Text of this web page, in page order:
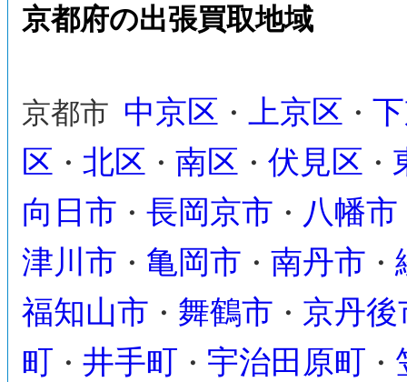
京都府の出張買取地域
京都市 中京区 ・ 上京区 ・
区 ・ 北区 ・ 南区 ・ 伏見区 ・
向日市 ・ 長岡京市 ・ 八幡市
津川市 ・ 亀岡市 ・ 南丹市 ・
福知山市 ・ 舞鶴市 ・ 京丹後
町
・ 井手町 ・ 宇治田原町 ・